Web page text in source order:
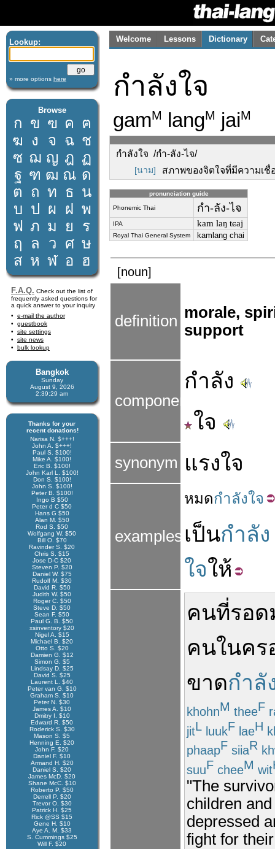
Lookup:
» more options here
Browse
ก ข ฃ ค ฅ
ฆ ง จ ฉ ช
ซ ฌ ญ ฎ ฏ
ฐ ฑ ฒ ณ ด
ต ถ ท ธ น
บ ป ผ ฝ พ
ฟ ภ ม ย
ร
ฤ
ล ว ศ ษ
ส ห ฬ อ ฮ
F.A.Q. Check out the list of
frequently asked questions for
a quick answer to your inquiry
e-mail the author
guestbook
site settings
site news
bulk lookup
Bangkok
Sunday
August 9, 2026
2:39:30 am
Thanks for your
recent donations!
Narisa N. $+++!
John A. $+++!
Paul S. $100!
Mike A. $100!
Eric B. $100!
John Karl L. $100!
Don S. $100!
John S. $100!
Peter B. $100!
Ingo B $50
Peter d C $50
Hans G $50
Alan M. $50
Rod S. $50
Wolfgang W. $50
Bill O. $70
Ravinder S. $20
Chris S. $15
Jose D-C $20
Steven P. $20
Daniel W. $75
Rudolf M. $30
David R. $50
Judith W. $50
Roger C. $50
Steve D. $50
Sean F. $50
Paul G. B. $50
xsinventory $20
Nigel A. $15
Michael B. $20
Otto S. $20
Damien G. $12
Simon G. $5
Lindsay D. $25
David S. $25
Laurent L. $40
Peter van G. $10
Graham S. $10
Peter N. $30
James A. $10
Dmitry I. $10
Edward R. $50
Roderick S. $30
Mason S. $5
Henning E. $20
John F. $20
Daniel F. $10
Armand H. $20
Daniel S. $20
James McD. $20
Shane McC. $10
Roberto P. $50
Derrell P. $20
Trevor O. $30
Patrick H. $25
Rick @SS $15
Gene H. $10
Aye A. M. $33
S. Cummings $25
Will F. $20
Welcome Lessons Dictionary
กำลังใจ
gamM langM jaiM
กำลังใจ /กำ-ลัง-ไจ/
[นาม] สภาพของจิตใจที่มีความเชื่
pronunciation guide
Phonemic Thai กำ-ลัง-ไจ
IPA kam laŋ tɕaj
Royal Thai General System kamlang chai
[noun]
definition morale,
support
components
กำลัง
ใจ
synonym แรงใจ
examples
หมดกำลังใจ
เป็นกำลัง
ใจให้
คนที่รอด
คนในคร
ขาดกำลั
khohnM theeF
jitL luukF laeH
phaapF siiaR
suuF cheeM wit
"The
children
depressed
fight for